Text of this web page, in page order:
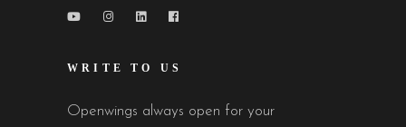
WRITE TO US
Openwings always open for your